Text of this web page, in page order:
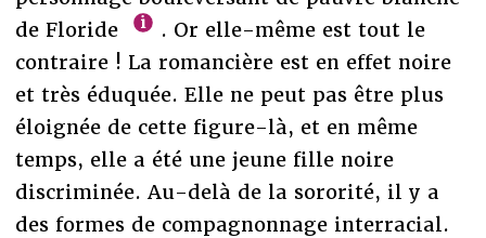
de Floride
. Or elle-même est tout le
contraire ! La romancière est en effet noire
et très éduquée. Elle ne peut pas être plus
éloignée de cette figure-là, et en même
temps, elle a été une jeune fille noire
discriminée. Au-delà de la sororité, il y a
des formes de compagnonnage interracial.